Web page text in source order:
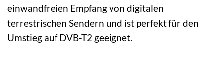
einwandfreien Empfang von digitalen
terrestrischen Sendern und ist perfekt für den
Umstieg auf DVB-T2 geeignet.